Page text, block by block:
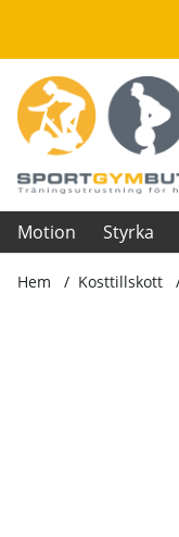
Motion Styrka
Hem Kosttillskott